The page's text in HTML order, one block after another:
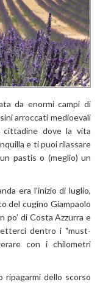
da enormi campi di
arroccati medioevali
dove la vita
e ti puoi rilassare
pastis o (meglio) un
era l’inizio di luglio,
del cugino Giampaolo
po’ di Costa Azzurra e
dentro i "must-
con i chilometri
dello scorso